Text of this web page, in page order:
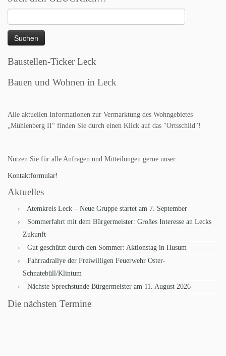
nach:
Baustellen-Ticker Leck
Bauen und Wohnen in Leck
Alle aktuellen Informationen zur Vermarktung des Wohngebietes
„Mühlenberg II“ finden Sie durch einen Klick auf das "Ortsschild"!
Nutzen Sie für alle Anfragen und Mitteilungen gerne unser
Kontaktformular!
Aktuelles
Atemkreis Leck – Neue Gruppe startet am 7. September
Sommerfahrt mit dem Bürgermeister: Großes Interesse an Lecks
Zukunft
Gut geschützt durch den Sommer: Aktionstag in Husum
Fahrradrallye der Freiwilligen Feuerwehr Oster-
Schnatebüll/Klintum
Nächste Sprechstunde Bürgermeister am 11. August 2026
Die nächsten Termine